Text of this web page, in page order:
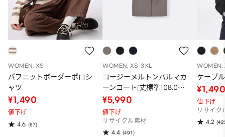
WOMEN, XS
パフニットボーダーポロシ
ャツ
¥1,490
値下げ
4.6 (67)
WOMEN, XS-3XL
コージーメルトンバルマカ
ーンコート(丈標準108.0～
115.0cm)
¥5,990
値下げ
リサイクル素材
4.4 (491)
WOMEN,
ケーブ
値下げ
リサイク
4.2